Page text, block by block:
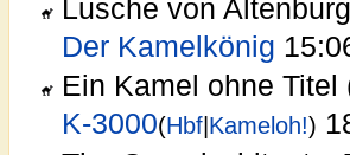
Lusche von
Der Kamelkönig
Ein Kamel ohne Titel
K-3000(Hbf|Kameloh!)